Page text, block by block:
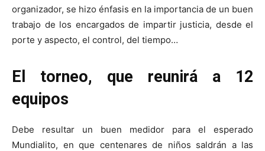
organizador, se hizo énfasis en la importancia de un buen
trabajo de los encargados de impartir justicia, desde el
porte y aspecto, el control, del tiempo…
El torneo, que reunirá a 12
equipos
Debe resultar un buen medidor para el esperado
Mundialito, en que centenares de niños saldrán a las